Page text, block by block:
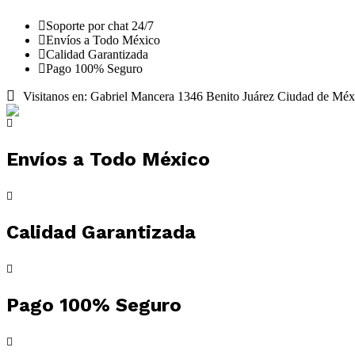
Soporte por chat 24/7
Envíos a Todo México
Calidad Garantizada
Pago 100% Seguro
Visitanos en: Gabriel Mancera 1346 Benito Juárez Ciudad de
Envíos a Todo México
Calidad Garantizada
Pago 100% Seguro